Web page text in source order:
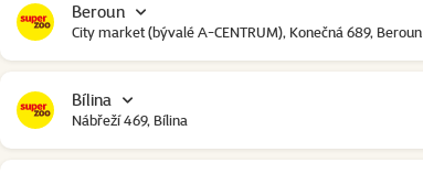
Beroun
City market (bývalé A-CENTRUM), Konečná 689, Beroun
Bílina
Nábřeží 469, Bílina